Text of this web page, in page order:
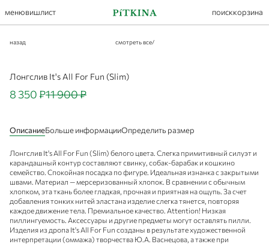
менювишлист поисккорзина
назад смотреть все/
Лонгслив It's All For Fun (Slim)
8 350 ₽11 900 ₽
ОписаниеБольше информацииОпределить размер
Лонгслив It's All For Fun (Slim) белого цвета. Слегка примитивный силуэт и
карандашный контур составляют свинку, собак-барабак и кошкино
семейство. Спокойная посадка по фигуре. Идеальная изнанка с закрытыми
швами. Материал — мерсеризованный хлопок. В сравнении с обычным
хлопком, эта ткань более гладкая, прочная и приятная на ощупь. За счет
добавления тонких нитей эластана изделие слегка тянется, повторяя
каждое движение тела. Премиальное качество. Attention! Низкая
пиллингуемость. Аксессуары и другие предметы могут оставлять пилли.
Изделия из дропа It's All For Fun созданы в результате художественной
интерпретации (оммажа) творчества Ю.А. Васнецова, а также при